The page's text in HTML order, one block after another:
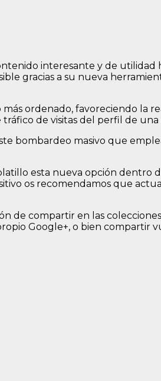
interesante y de utilidad
gracias a su nueva
ordenado, favoreciendo la
de visitas del perfil de una
bombardeo masivo que
esta nueva opción dentro
os recomendamos que
de compartir en las
Google+, o bien compartir